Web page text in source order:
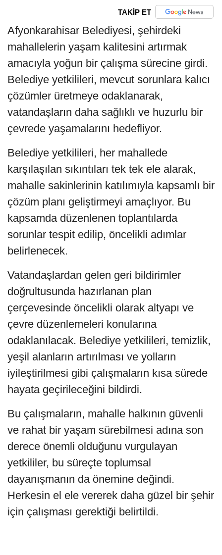
TAKİP ET
Afyonkarahisar Belediyesi, şehirdeki
mahallelerin yaşam kalitesini artırmak
amacıyla yoğun bir çalışma sürecine girdi.
Belediye yetkilileri, mevcut sorunlara kalıcı
çözümler üretmeye odaklanarak,
vatandaşların daha sağlıklı ve huzurlu bir
çevrede yaşamalarını hedefliyor.
Belediye yetkilileri, her mahallede
karşılaşılan sıkıntıları tek tek ele alarak,
mahalle sakinlerinin katılımıyla kapsamlı bir
çözüm planı geliştirmeyi amaçlıyor. Bu
kapsamda düzenlenen toplantılarda
sorunlar tespit edilip, öncelikli adımlar
belirlenecek.
Vatandaşlardan gelen geri bildirimler
doğrultusunda hazırlanan plan
çerçevesinde öncelikli olarak altyapı ve
çevre düzenlemeleri konularına
odaklanılacak. Belediye yetkilileri, temizlik,
yeşil alanların artırılması ve yolların
iyileştirilmesi gibi çalışmaların kısa sürede
hayata geçirileceğini bildirdi.
Bu çalışmaların, mahalle halkının güvenli
ve rahat bir yaşam sürebilmesi adına son
derece önemli olduğunu vurgulayan
yetkililer, bu süreçte toplumsal
dayanışmanın da önemine değindi.
Herkesin el ele vererek daha güzel bir şehir
için çalışması gerektiği belirtildi.